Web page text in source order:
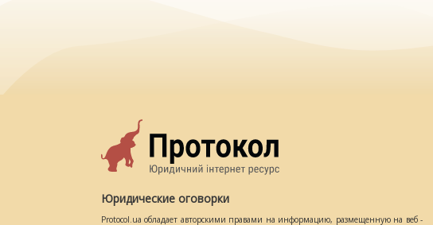
Юридические оговорки
Protocol.ua обладает авторскими правами на информацию, размещенную на веб -